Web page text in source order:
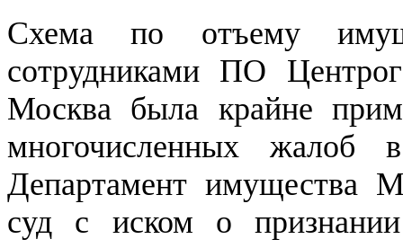
Схема по отъему
сотрудниками ПО
Москва была крайне
многочисленных жалоб
Департамент имущества
суд с иском о